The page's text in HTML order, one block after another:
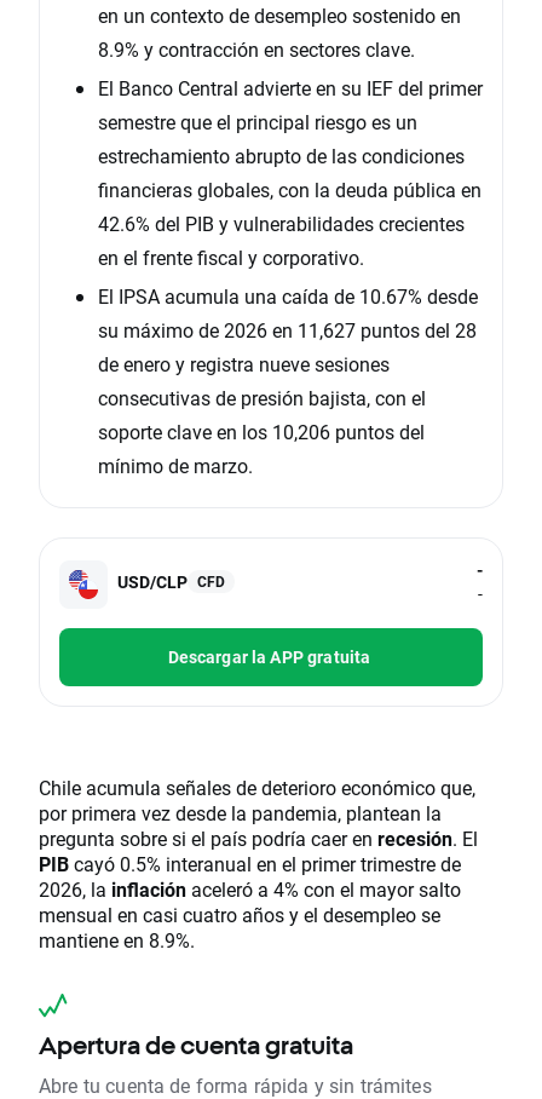
en un contexto de desempleo sostenido en
8.9% y contracción en sectores clave.
El Banco Central advierte en su IEF del primer
semestre que el principal riesgo es un
estrechamiento abrupto de las condiciones
financieras globales, con la deuda pública en
42.6% del PIB y vulnerabilidades crecientes
en el frente fiscal y corporativo.
El IPSA acumula una caída de 10.67% desde
su máximo de 2026 en 11,627 puntos del 28
de enero y registra nueve sesiones
consecutivas de presión bajista, con el
soporte clave en los 10,206 puntos del
mínimo de marzo.
USD/CLP CFD
-
-
Descargar la APP gratuita
Chile acumula señales de deterioro económico que,
por primera vez desde la pandemia, plantean la
pregunta sobre si el país podría caer en recesión. El
PIBcayó 0.5% interanual en el primer trimestre de
2026, la inflación aceleró a 4% con el mayor salto
mensual en casi cuatro años y el desempleo se
mantiene en 8.9%.
Apertura de cuenta gratuita
Abre tu cuenta de forma rápida y sin trámites